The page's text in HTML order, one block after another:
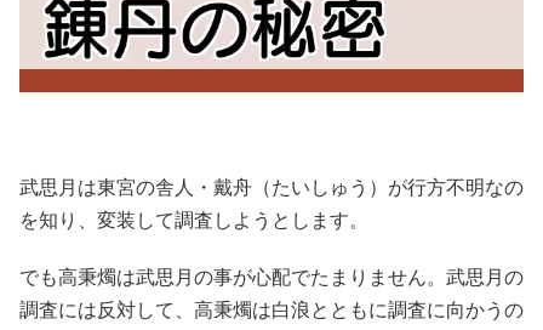
武思月は東宮の舎人・戴舟（たいしゅう）が行方不明なの
を知り、変装して調査しようとします。
でも高秉燭は武思月の事が心配でたまりません。武思月の
調査には反対して、高秉燭は白浪とともに調査に向かうの